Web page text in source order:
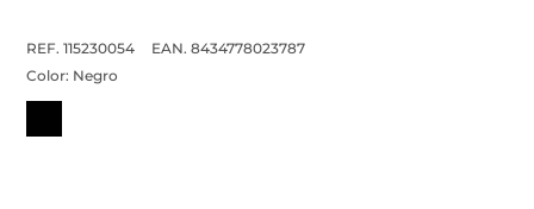
REF. 115230054
EAN. 8434778023787
Color: Negro